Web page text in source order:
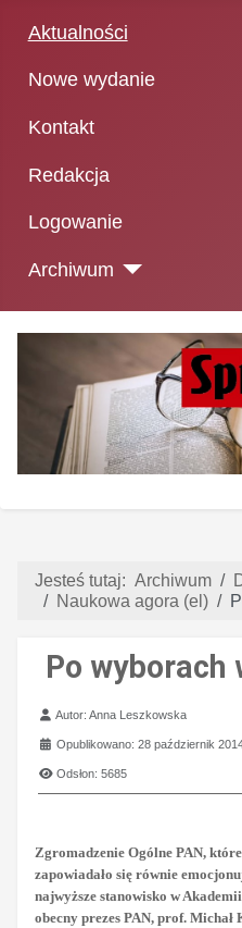
Aktualności
Nowe wydanie
Kontakt
Redakcja
Logowanie
Archiwum
Jesteś tutaj: Archiwum
Naukowa agora (el)
Po wyborach
Szczegóły
Autor:Anna Leszkowska
Opublikowano: 28 październik
Odsłon: 5685
Zgromadzenie Ogólne PAN,
zapowiadało się równie
najwyższe stanowisko w
obecny prezes PAN, prof.